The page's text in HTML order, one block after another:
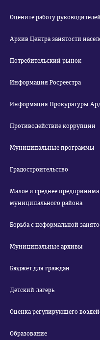
Оцените работу
Архив Центра занятости
Потребительский рынок
Информация Росреестра
Информация Прокуратуры
Противодействие коррупции
Муниципальные программы
Градостроительство
Малое и среднее
муниципального района
Борьба с неформальной
Муниципальные архивы
Бюджет для граждан
Детский лагерь
Оценка регулирующего
Образование